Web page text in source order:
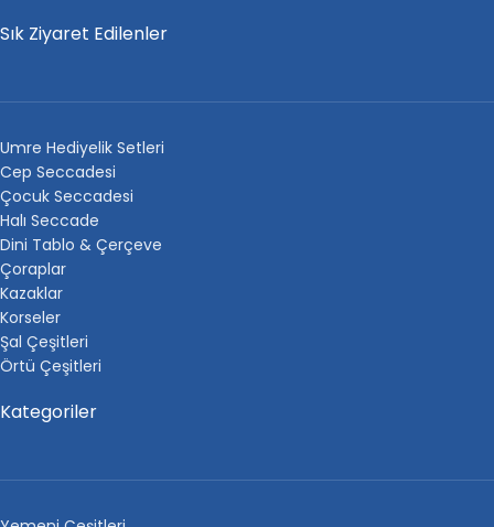
Sık Ziyaret Edilenler
Umre Hediyelik Setleri
Cep Seccadesi
Çocuk Seccadesi
Halı Seccade
Dini Tablo & Çerçeve
Çoraplar
Kazaklar
Korseler
Şal Çeşitleri
Örtü Çeşitleri
Kategoriler